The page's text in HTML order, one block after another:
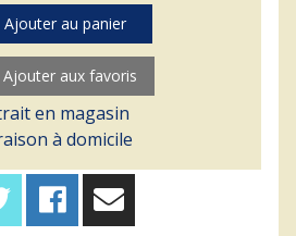
Ajouter au panier
Ajouter aux favoris
en magasin
à domicile